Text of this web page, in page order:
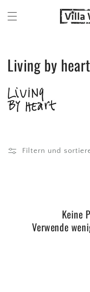
zum
Inhalt
K
a
t
o
Living by heart
Filtern und
Keine
Verwende